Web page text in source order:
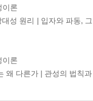
이론
성 원리 | 입자와 파동,
이론
왜 다른가 | 관성의 법칙